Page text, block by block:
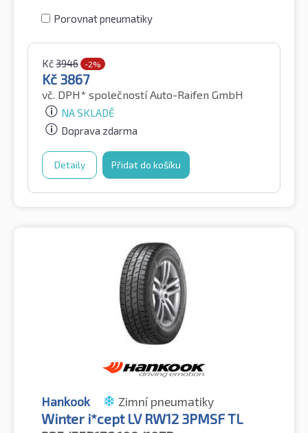
Porovnat pneumatiky
Kč3946 -2%
Kč 3867
vč. DPH* společností Auto-Raifen GmbH
NA SKLADĚ
Doprava zdarma
Detaily Přidat do košíku
Hankook Zimní pneumatiky
Winter i*cept LV RW12 3PMSF TL